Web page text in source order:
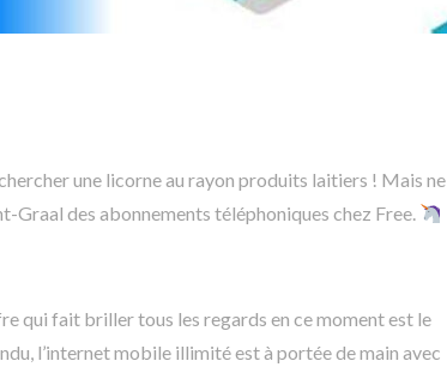
une licorne au rayon produits laitiers ! Mais ne
Graal des abonnements téléphoniques chez Free.
qui fait briller tous les regards en ce moment est le
l’internet mobile illimité est à portée de main avec